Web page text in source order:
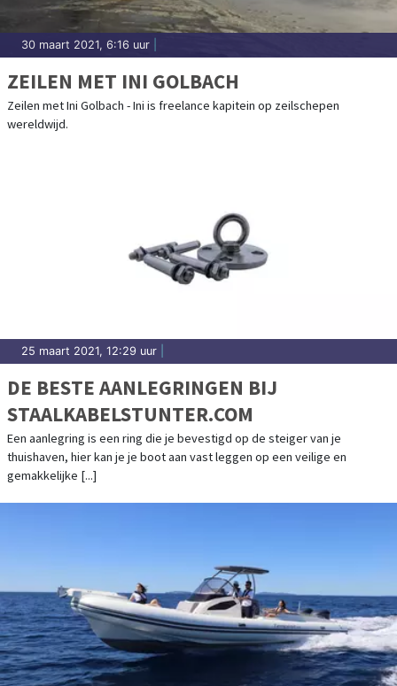
30 maart 2021, 6:16 uur
ZEILEN MET INI GOLBACH
Zeilen met Ini Golbach - Ini is freelance kapitein op zeilschepen
wereldwijd.
25 maart 2021, 12:29 uur
DE BESTE AANLEGRINGEN BIJ
STAALKABELSTUNTER.COM
Een aanlegring is een ring die je bevestigd op de steiger van je
thuishaven, hier kan je je boot aan vast leggen op een veilige en
gemakkelijke [...]